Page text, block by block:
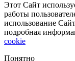
Этот Сайт
работы
использование
подробная
cookie
Понятно